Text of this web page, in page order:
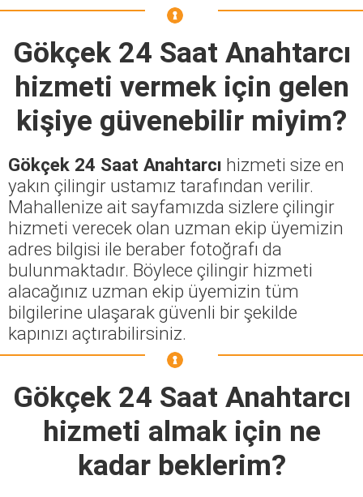
Gökçek 24 Saat Anahtarcı
hizmeti vermek için gelen
kişiye güvenebilir miyim?
Gökçek 24 Saat Anahtarcı hizmeti size en
yakın çilingir ustamız tarafından verilir.
Mahallenize ait sayfamızda sizlere çilingir
hizmeti verecek olan uzman ekip üyemizin
adres bilgisi ile beraber fotoğrafı da
bulunmaktadır. Böylece çilingir hizmeti
alacağınız uzman ekip üyemizin tüm
bilgilerine ulaşarak güvenli bir şekilde
kapınızı açtırabilirsiniz.
Gökçek 24 Saat Anahtarcı
hizmeti almak için ne
kadar beklerim?